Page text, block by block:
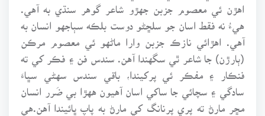
اهڙن ئي معصوم جزبن جهڙو شاعر گوهر سنڌي به آهي.
هيءُ نه فقط اسان جو سلڇڻو دوست بلڪه سٻاجهو انسان به
آهي. اهڙائي نازڪ جزبن وارا ماڻهو ئي معصوم مرڪن
(ٻارڙن) جا شاعر ٿي سگهندا آهن. سندس فن ۽ فڪر کي ته
فنڪار ۽ مفڪر ئي پرکيندا، باقي سندس سهڻي سڀاءَ
سادگي ۽ سچائي جا ساکي اسان آهيون ههڙا بي ضَرر انسان
مڇر مارڻ ته پري پرنانگ کي مارڻ به پاپ ڀائيندا آهن.هي